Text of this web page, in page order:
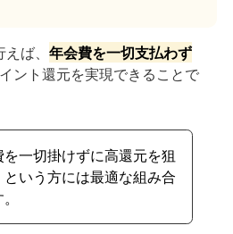
えば、年会費を一切支払わず
ント還元を実現できることで
を一切掛けずに高還元を狙
という方には最適な組み合